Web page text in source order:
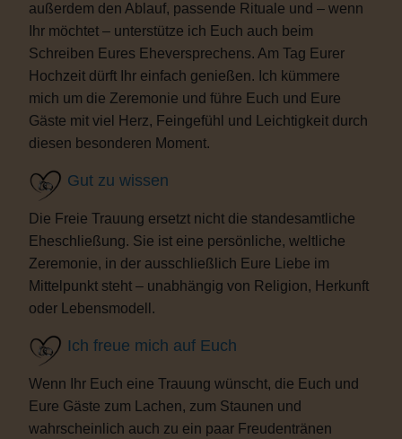
außerdem den Ablauf, passende Rituale und – wenn
Ihr möchtet – unterstütze ich Euch auch beim
Schreiben Eures Eheversprechens. Am Tag Eurer
Hochzeit dürft Ihr einfach genießen. Ich kümmere
mich um die Zeremonie und führe Euch und Eure
Gäste mit viel Herz, Feingefühl und Leichtigkeit durch
diesen besonderen Moment.
Gut zu wissen
Die Freie Trauung ersetzt nicht die standesamtliche
Eheschließung. Sie ist eine persönliche, weltliche
Zeremonie, in der ausschließlich Eure Liebe im
Mittelpunkt steht – unabhängig von Religion, Herkunft
oder Lebensmodell.
Ich freue mich auf Euch
Wenn Ihr Euch eine Trauung wünscht, die Euch und
Eure Gäste zum Lachen, zum Staunen und
wahrscheinlich auch zu ein paar Freudentränen